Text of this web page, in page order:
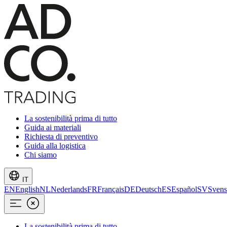
La sostenibilità prima di tutto
Guida ai materiali
Richiesta di preventivo
Guida alla logistica
Chi siamo
IT
ENEnglishNLNederlandsFRFrançaisDEDeutschESEspañolSV